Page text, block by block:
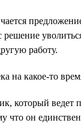
работу.
на какое-то
который ведет
что он